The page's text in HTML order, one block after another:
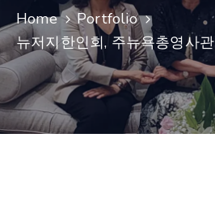
네
이
션
이
벤
트
Home
Portfolio
뉴저지한인회, 주뉴욕총영사